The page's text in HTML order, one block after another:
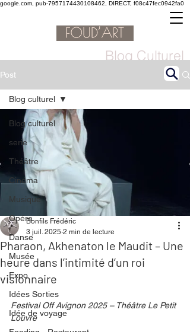
google.com, pub-7957174430108462, DIRECT, f08c47fec0942fa0
Blog Culturel
Post
Blog culturel
serie
Théâtre
Cinéma
Musique
Opéra
Danse
Musée
Expo
Idées Sorties
Idée de voyage
Blog culturel
Pharaon, Akhenaton le Maudit – Une
heure dans l’intimité d’un roi
visionnaire
Bonfils Frédéric
3 juil. 2025 2 min de lecture
Festival Off Avignon 2025 – Théâtre Le Petit
Louvre